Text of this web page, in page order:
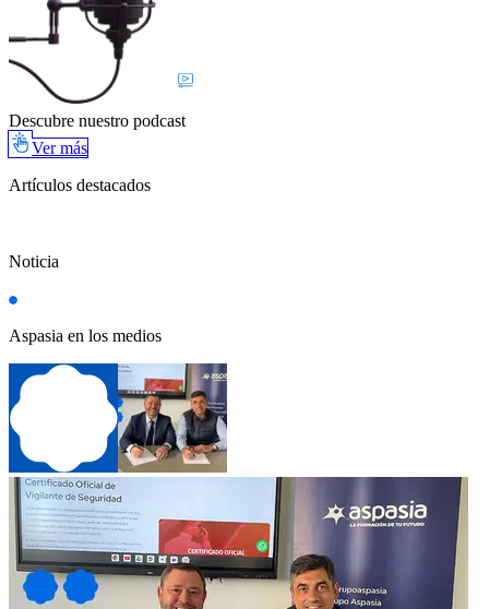
Descubre nuestro podcast
Ver más
Artículos destacados
Noticia
Aspasia en los medios